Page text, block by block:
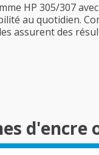
HP 305/307
au quotidien.
assurent des
d'encre